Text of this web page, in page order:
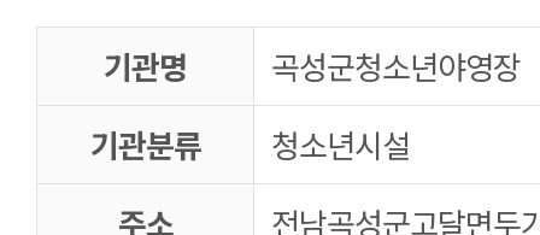
기관명
곡성군청소년야영장
기관분류
청소년시설
주소
전남곡성군고달면두